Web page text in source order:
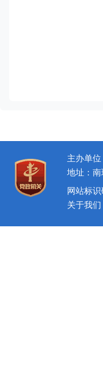
主办单
地址：南
网站标识
关于我们